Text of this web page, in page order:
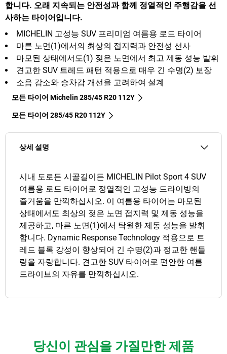
합니다. 오래 지속되는 안전성과 함께 정열적인 주행감을 선
사하는 타이어입니다.
MICHELIN 고성능 SUV 프리미엄 여름용 로드 타이어
마른 노면(1)에서의 최상의 접지력과 안전성 선사
마모된 상태에서도(1) 젖은 노면에서 최고 제동 성능 발휘
견고한 SUV 트레드 패턴 적용으로 매우 긴 수명(2) 보장
소음 감소와 승차감 개선을 고려하여 설계
모든 타이어 Michelin 285/45 R20 112Y
모든 타이어‎ 285/45 R20 112Y
상세 설명
시내 도로든 시골길이든 MICHELIN Pilot Sport 4 SUV
여름용 로드 타이어로 정열적인 고성능 드라이빙의
즐거움을 만끽하십시오. 이 여름용 타이어는 마모된
상태에서도 최상의 젖은 노면 접지력 및 제동 성능을
제공하고, 마른 노면(1)에서 탁월한 제동 성능을 발휘
합니다. Dynamic Response Technology 적용으로 트
레드 블록 강성이 향상되어 긴 수명(2)과 정교한 핸들
링을 자랑합니다. 견고한 SUV 타이어로 편안한 여름
드라이브의 자유를 만끽하십시오.
당신이 관심을 가질만한 제품